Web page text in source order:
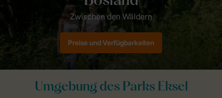
Preise und Verfügbarkeiten
Umgebung des Parks Eksel